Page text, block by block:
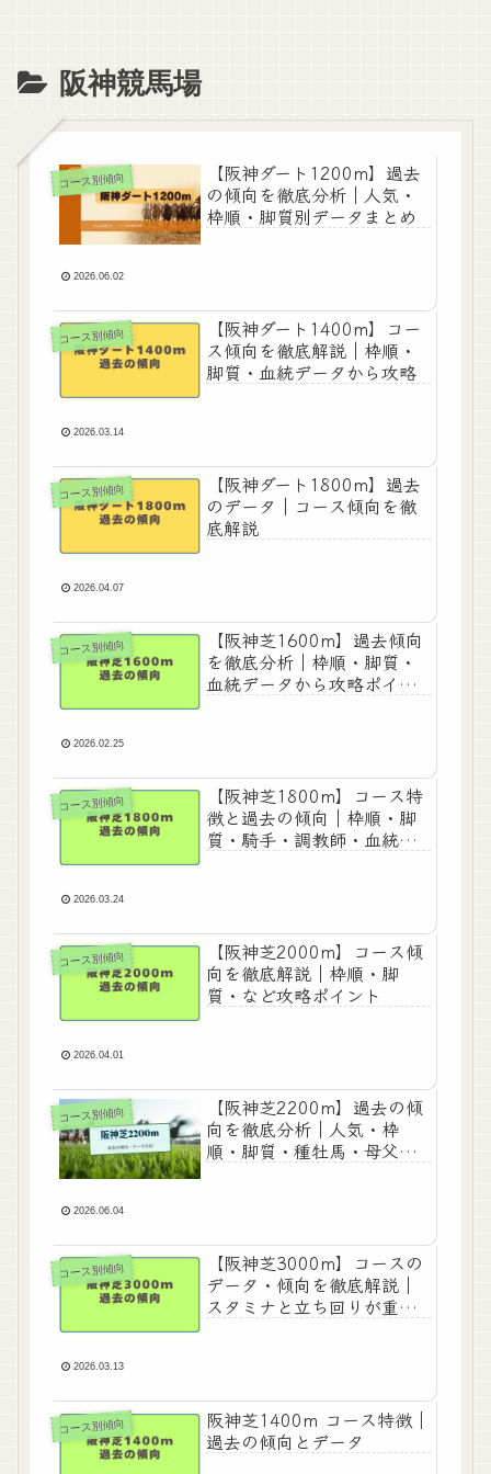
阪神競馬場
コース別傾向
【阪神ダート1200m】過去
の傾向を徹底分析｜人気・
枠順・脚質別データまとめ
2026.06.02
コース別傾向
【阪神ダート1400m】コー
ス傾向を徹底解説｜枠順・
脚質・血統データから攻略
2026.03.14
コース別傾向
【阪神ダート1800m】過去
のデータ｜コース傾向を徹
底解説
2026.04.07
コース別傾向
【阪神芝1600m】過去傾向
を徹底分析｜枠順・脚質・
血統データから攻略ポイン
2026.02.25
コース別傾向
【阪神芝1800m】コース特
徴と過去の傾向｜枠順・脚
質・騎手・調教師・血統別
2026.03.24
コース別傾向
【阪神芝2000m】コース傾
向を徹底解説｜枠順・脚
質・など攻略ポイント
2026.04.01
コース別傾向
【阪神芝2200m】過去の傾
向を徹底分析｜人気・枠
順・脚質・種牡馬・母父馬
2026.06.04
コース別傾向
【阪神芝3000m】コースの
データ・傾向を徹底解説｜
スタミナと立ち回りが重要
2026.03.13
コース別傾向
阪神芝1400m コース特徴｜
過去の傾向とデータ